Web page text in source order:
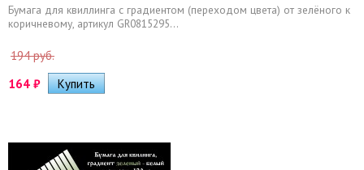
Бумага для квиллинга с градиентом (переходом цвета) от зелёного к
коричневому, артикул GR0815295...
194 руб.
164 ₽